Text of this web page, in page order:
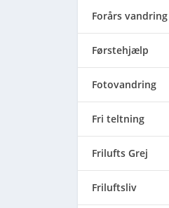
Forårs vandring
Førstehjælp
Fotovandring
Fri teltning
Frilufts Grej
Friluftsliv